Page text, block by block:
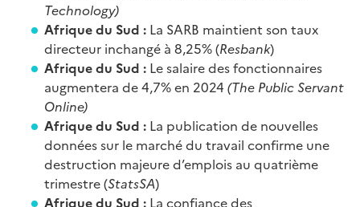
Technology)
Afrique du Sud : La SARB maintient son taux
directeur inchangé à 8,25% (Resbank)
Afrique du Sud : Le salaire des fonctionnaires
augmentera de 4,7% en 2024 (The Public Servant
Online)
Afrique du Sud : La publication de nouvelles
données sur le marché du travail confirme une
destruction majeure d’emplois au quatrième
trimestre (StatsSA)
Afrique du Sud : La confiance des